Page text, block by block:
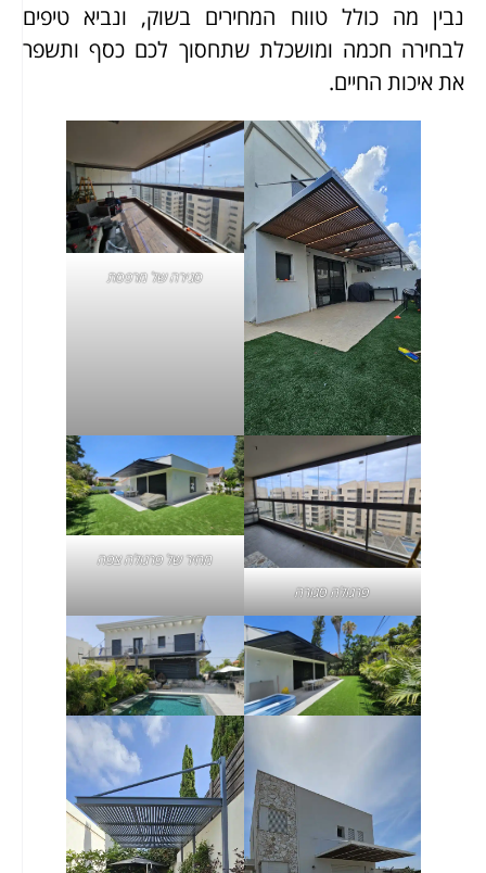
נבין מה כולל טווח המחירים בשוק, ונביא טיפים
לבחירה חכמה ומושכלת שתחסוך לכם כסף ותשפר
את איכות החיים.
סגירה של מרפסת
פרגולה סגורה
מחיר של פרגולה צפה